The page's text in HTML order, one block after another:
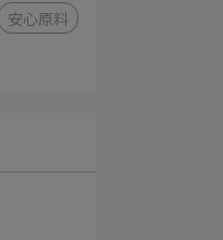
安心原料